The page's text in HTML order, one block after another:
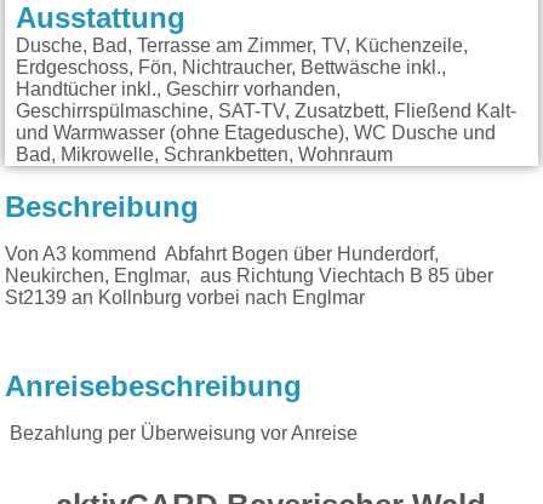
Ausstattung
Dusche, Bad, Terrasse am Zimmer, TV, Küchenzeile,
Erdgeschoss, Fön, Nichtraucher, Bettwäsche inkl.,
Handtücher inkl., Geschirr vorhanden,
Geschirrspülmaschine, SAT-TV, Zusatzbett, Fließend Kalt-
und Warmwasser (ohne Etagedusche), WC Dusche und
Bad, Mikrowelle, Schrankbetten, Wohnraum
Beschreibung
Von A3 kommend Abfahrt Bogen über Hunderdorf,
Neukirchen, Englmar, aus Richtung Viechtach B 85 über
St2139 an Kollnburg vorbei nach Englmar
Anreisebeschreibung
Bezahlung per Überweisung vor Anreise